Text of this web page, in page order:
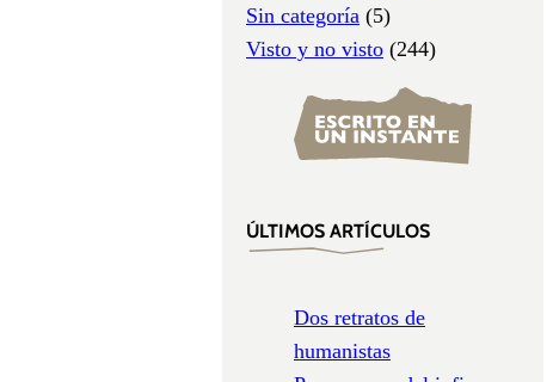
Sin categoría (5)
Visto y no visto (244)
ÚLTIMOS ARTÍCULOS
Dos retratos de
humanistas